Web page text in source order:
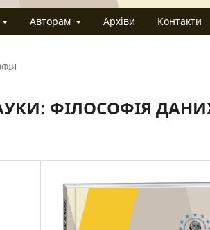
Авторам Архіви Контакти
ФІЛОСОФІЯ